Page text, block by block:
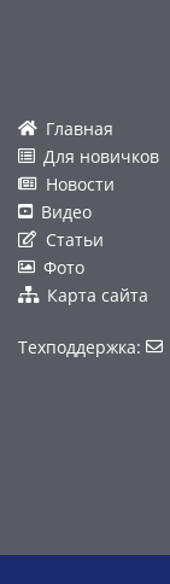
Главная
Для новичков
Новости
Видео
Статьи
Фото
Карта сайта
Техподдержка: